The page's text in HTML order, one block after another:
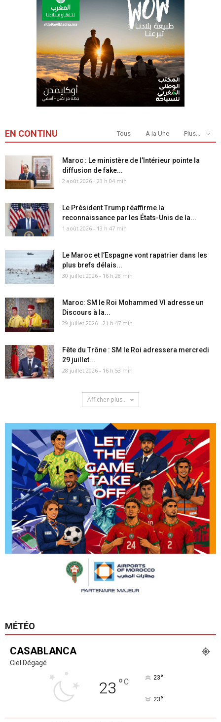
EN CONTINU Tous A la Une Plus...
Maroc : Le ministère de l’Intérieur pointe la
diffusion de fake...
2 août 2026 - 23 h 04 min
Le Président Trump réaffirme la
reconnaissance par les États-Unis de la...
1 août 2026 - 13 h 47 min
Le Maroc et l’Espagne vont rapatrier dans les
plus brefs délais...
30 juillet 2026 - 16 h 28 min
Maroc: SM le Roi Mohammed VI adresse un
Discours à la...
29 juillet 2026 - 21 h 47 min
Fête du Trône : SM le Roi adressera mercredi
29 juillet...
28 juillet 2026 - 16 h 53 min
Afficher plus...
MÉTÉO
CASABLANCA
Ciel Dégagé
23 °C 23°
23°